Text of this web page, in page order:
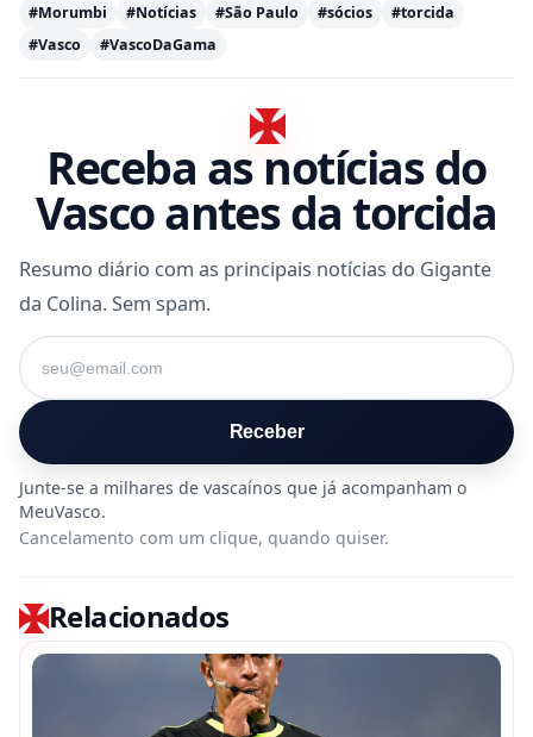
#Morumbi
#Notícias #São Paulo #sócios
#torcida
#Vasco
#VascoDaGama
Receba as notícias do
Vasco antes da torcida
Resumo diário com as principais notícias do Gigante
da Colina. Sem spam.
Seu e-mail
Receber
Cancelamento com um clique, quando quiser.
Relacionados